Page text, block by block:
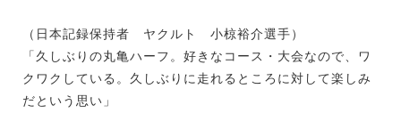
（日本記録保持者 ヤクルト 小椋裕介選手）
「久しぶりの丸亀ハーフ。好きなコース・大会なので、ワ
クワクしている。久しぶりに走れるところに対して楽しみ
だという思い」